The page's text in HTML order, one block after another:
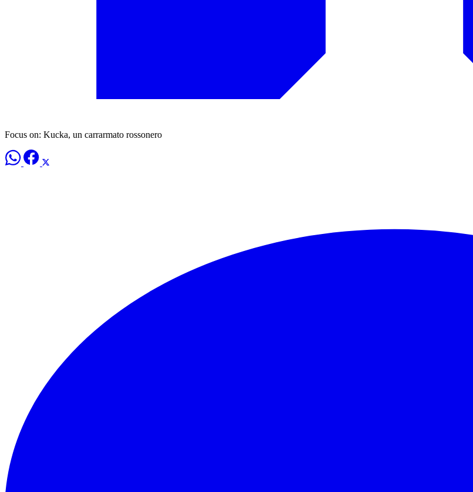
Focus on: Kucka, un carrarmato rossonero